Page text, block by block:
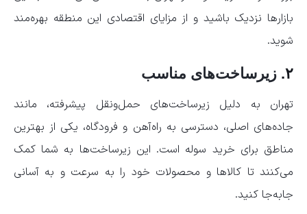
بازارها نزدیک باشید و از مزایای اقتصادی این منطقه بهره‌مند
شوید.
۲. زیرساخت‌های مناسب
تهران به دلیل زیرساخت‌های حمل‌ونقل پیشرفته، مانند
جاده‌های اصلی، دسترسی به راه‌آهن و فرودگاه، یکی از بهترین
مناطق برای خرید سوله است. این زیرساخت‌ها به شما کمک
می‌کنند تا کالاها و محصولات خود را به سرعت و به آسانی
جابه‌جا کنید.